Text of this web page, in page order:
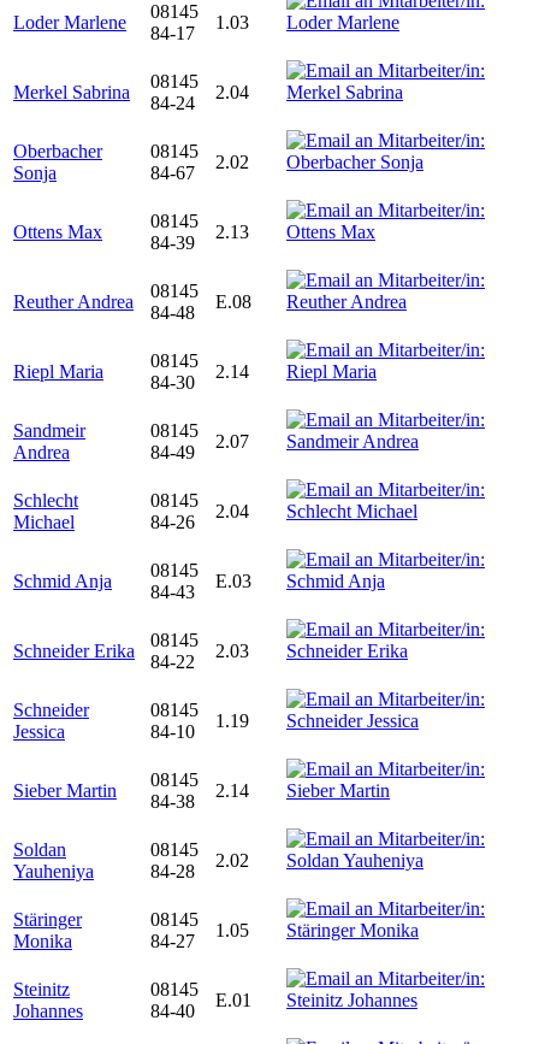
Loder Marlene
08145
84-17
1.03
Merkel Sabrina
08145
84-24
2.04
Oberbacher
Sonja
08145
84-67
2.02
Ottens Max
08145
84-39
2.13
Reuther Andrea
08145
84-48
E.08
Riepl Maria
08145
84-30
2.14
Sandmeir
Andrea
08145
84-49
2.07
Schlecht
Michael
08145
84-26
2.04
Schmid Anja
08145
84-43
E.03
Schneider Erika
08145
84-22
2.03
Schneider
Jessica
08145
84-10
1.19
Sieber Martin
08145
84-38
2.14
Soldan
Yauheniya
08145
84-28
2.02
Stäringer
Monika
08145
84-27
1.05
Steinitz
Johannes
08145
84-40
E.01